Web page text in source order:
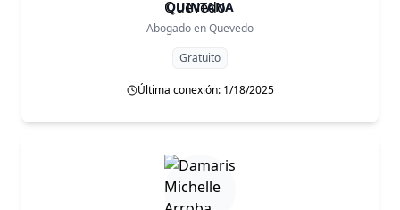
QUINTANA
Abogado enQuevedo
Gratuito
Última conexión: 1/18/2025